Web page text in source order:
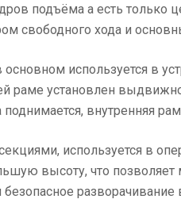
подъёма а есть только
свободного хода и
используется в
раме установлен
поднимается, внутренняя
используется в
высоту, что
разворачивание